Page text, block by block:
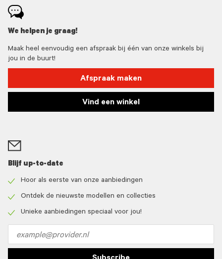
We helpen je graag!
Maak heel eenvoudig een afspraak bij één van onze winkels bij
jou in de buurt!
Afspraak maken
Vind een winkel
Blijf up-to-date
icon
Hoor als eerste van onze aanbiedingen
icon
Ontdek de nieuwste modellen en collecties
Unieke aanbiedingen speciaal voor jou!
address